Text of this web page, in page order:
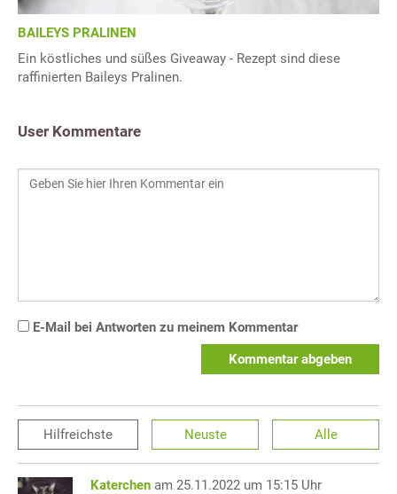
BAILEYS PRALINEN
Ein köstliches und süßes Giveaway - Rezept sind diese
raffinierten Baileys Pralinen.
User Kommentare
E-Mail bei Antworten zu meinem Kommentar
Kommentar abgeben
Hilfreichste Neuste Alle
Katerchen am 25.11.2022 um 15:15 Uhr